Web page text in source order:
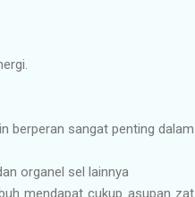
berperan sangat penting dalam
organel sel lainnya
mendapat cukup asupan zat